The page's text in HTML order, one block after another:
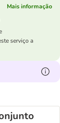
Mais informação
serviço a